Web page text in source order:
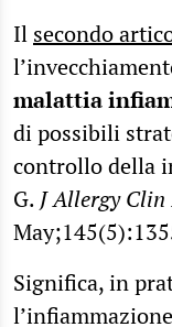
Il secondo
malattia
di possibili
controllo della
G. J Allergy
Significa, in